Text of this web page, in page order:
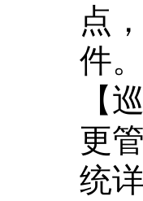
点
件。
【
更
统